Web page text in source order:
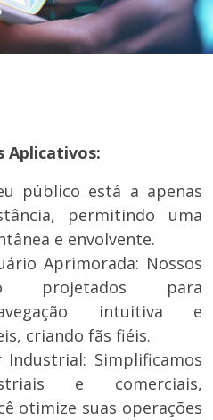
Aplicativos:
público está a apenas
permitindo uma
e envolvente.
Aprimorada: Nossos
projetados para
intuitiva e
criando fãs fiéis.
Industrial: Simplificamos
e comerciais,
otimize suas operações